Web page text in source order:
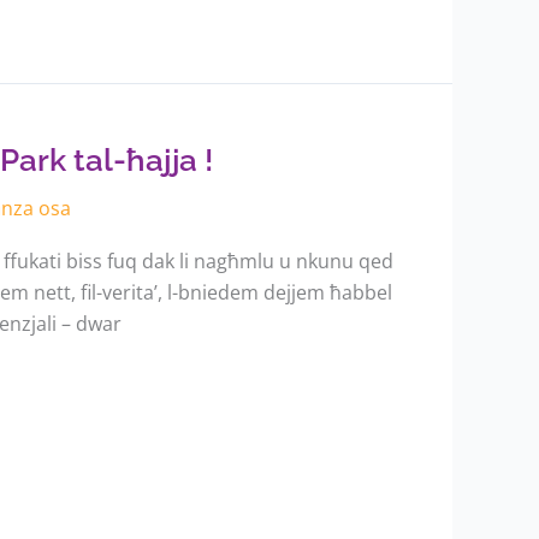
tal-ħajja !
osa
biss fuq dak li nagħmlu u nkunu qed
nett, fil-verita’, l-bniedem dejjem ħabbel
– dwar